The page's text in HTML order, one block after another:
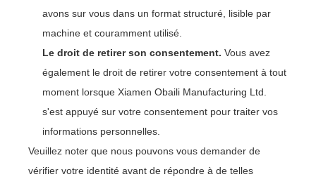
avons sur vous dans un format structuré, lisible par
machine et couramment utilisé.
Le droit de retirer son consentement. Vous avez
également le droit de retirer votre consentement à tout
moment lorsque Xiamen Obaili Manufacturing Ltd.
s'est appuyé sur votre consentement pour traiter vos
informations personnelles.
Veuillez noter que nous pouvons vous demander de
vérifier votre identité avant de répondre à de telles